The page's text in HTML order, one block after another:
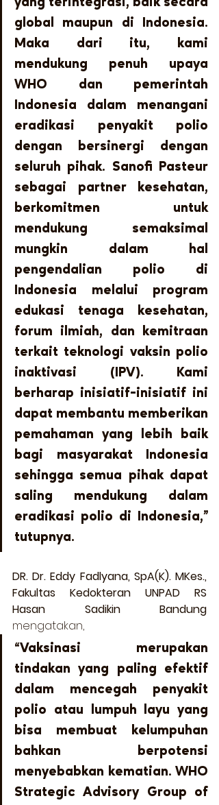
global maupun di Indonesia.
Maka dari itu, kami
mendukung penuh upaya
WHO dan pemerintah
Indonesia dalam menangani
eradikasi penyakit polio
dengan bersinergi dengan
seluruh pihak. Sanofi Pasteur
sebagai partner kesehatan,
berkomitmen untuk
mendukung semaksimal
mungkin dalam hal
pengendalian polio di
Indonesia melalui program
edukasi tenaga kesehatan,
forum ilmiah, dan kemitraan
terkait teknologi vaksin polio
inaktivasi (IPV). Kami
berharap inisiatif-inisiatif ini
dapat membantu memberikan
pemahaman yang lebih baik
bagi masyarakat Indonesia
sehingga semua pihak dapat
saling mendukung dalam
eradikasi polio di Indonesia,”
tutupnya.
DR. Dr. Eddy Fadlyana, SpA(K). MKes.,
Fakultas Kedokteran UNPAD RS
Hasan Sadikin Bandung
mengatakan,
“Vaksinasi merupakan
tindakan yang paling efektif
dalam mencegah penyakit
polio atau lumpuh layu yang
bisa membuat kelumpuhan
bahkan berpotensi
menyebabkan kematian. WHO
Strategic Advisory Group of